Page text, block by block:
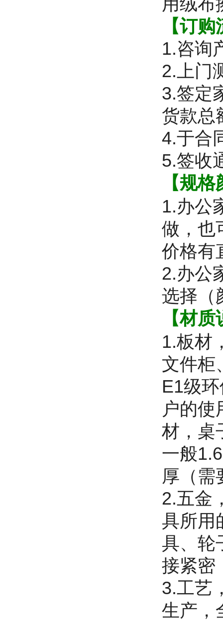
【订
1.咨询
2.上门
3.签定
货款总
4.于合
5.签收
【规
1.办公
做，也
价格有
2.办公
选择（
【材
1.板材
文件柜
E1级
户的
材，桌
一般
厚（需
2.五金
具所用
具、轮
接紧密
3.工艺
生产，